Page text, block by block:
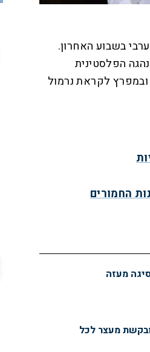
בשבוע האחרון.
הפלסטינית
לקראת נרמול
החמורים
מעזה
מעצר לכל